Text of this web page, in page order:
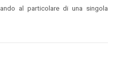
al particolare di una singola